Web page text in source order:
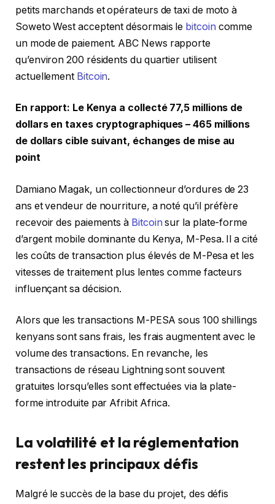
petits marchands et opérateurs de taxi de moto à
Soweto West acceptent désormais le bitcoin comme
un mode de paiement. ABC News rapporte
qu’environ 200 résidents du quartier utilisent
actuellement Bitcoin.
En rapport: Le Kenya a collecté 77,5 millions de
dollars en taxes cryptographiques – 465 millions
de dollars cible suivant, échanges de mise au
point
Damiano Magak, un collectionneur d’ordures de 23
ans et vendeur de nourriture, a noté qu’il préfère
recevoir des paiements à Bitcoin sur la plate-forme
d’argent mobile dominante du Kenya, M-Pesa. Il a cité
les coûts de transaction plus élevés de M-Pesa et les
vitesses de traitement plus lentes comme facteurs
influençant sa décision.
Alors que les transactions M-PESA sous 100 shillings
kenyans sont sans frais, les frais augmentent avec le
volume des transactions. En revanche, les
transactions de réseau Lightning sont souvent
gratuites lorsqu’elles sont effectuées via la plate-
forme introduite par Afribit Africa.
La volatilité et la réglementation
restent les principaux défis
Malgré le succès de la base du projet, des défis